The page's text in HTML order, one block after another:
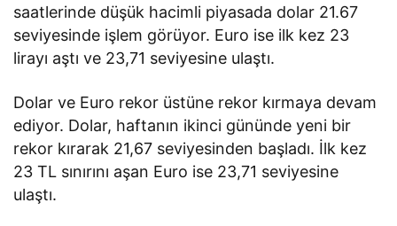
saatlerinde düşük hacimli piyasada dolar 21.67
seviyesinde işlem görüyor. Euro ise ilk kez 23
lirayı aştı ve 23,71 seviyesine ulaştı.
Dolar ve Euro rekor üstüne rekor kırmaya devam
ediyor. Dolar, haftanın ikinci gününde yeni bir
rekor kırarak 21,67 seviyesinden başladı. İlk kez
23 TL sınırını aşan Euro ise 23,71 seviyesine
ulaştı.